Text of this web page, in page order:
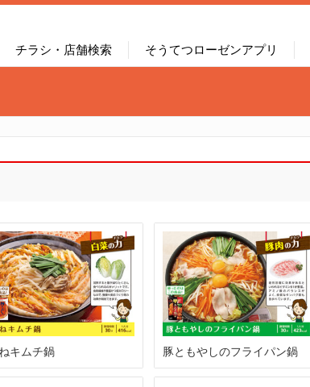
チラシ・店舗検索 そうてつローゼンアプリ
キムチ鍋 豚ともやしのフライパン鍋